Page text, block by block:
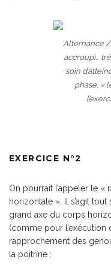
Alternance
accroupi…
soin
phase, «
EXERCICE N°2
On pourrait l’appeler le
horizontale ». Il s’agit
grand axe du corps
(comme pour l’exécution
rapprochement des
la poitrine :